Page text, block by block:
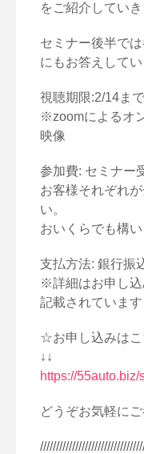
をご紹介していき
セミナー後半で
にもお答えしてい
視聴期限:2/14まで
※zoomによるオ
映像
参加費: セミナー
お客様それぞれ
い。
おいくらでも構い
支払方法: 銀行振
※詳細はお申し込
記載されています
☆お申し込みは
↓↓
https://
どうぞお気軽に